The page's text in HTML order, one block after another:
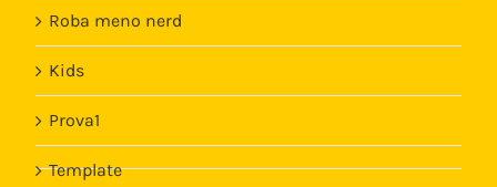
Roba meno nerd
Kids
Prova1
Template